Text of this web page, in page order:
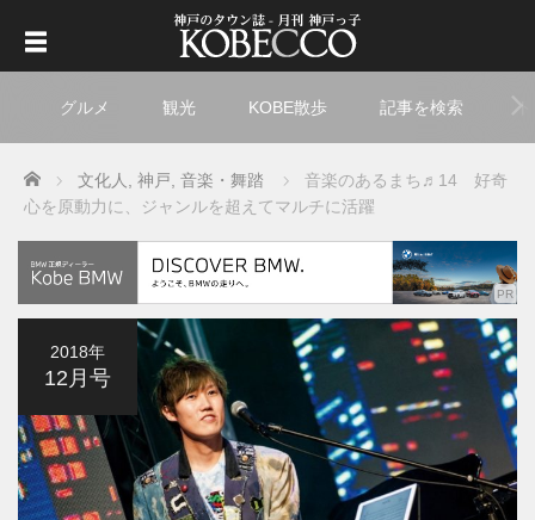
グルメ 観光 KOBE散歩 記事を検索
Home 文化人 神戸 音楽・舞踏
音楽のあるまち♬14 好奇
心を原動力に、ジャンルを超えてマルチに活躍
2018年
12月号